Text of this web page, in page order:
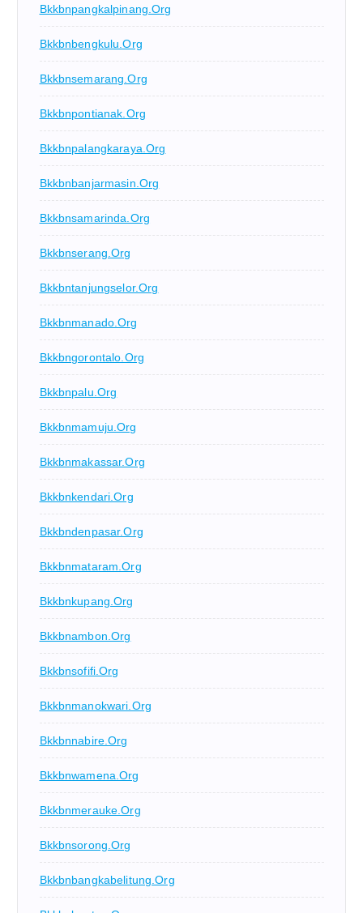
Bkkbnpangkalpinang.org
Bkkbnbengkulu.org
Bkkbnsemarang.org
Bkkbnpontianak.org
Bkkbnpalangkaraya.org
Bkkbnbanjarmasin.org
Bkkbnsamarinda.org
Bkkbnserang.org
Bkkbntanjungselor.org
Bkkbnmanado.org
Bkkbngorontalo.org
Bkkbnpalu.org
Bkkbnmamuju.org
Bkkbnmakassar.org
Bkkbnkendari.org
Bkkbndenpasar.org
Bkkbnmataram.org
Bkkbnkupang.org
Bkkbnambon.org
Bkkbnsofifi.org
Bkkbnmanokwari.org
Bkkbnnabire.org
Bkkbnwamena.org
Bkkbnmerauke.org
Bkkbnsorong.org
Bkkbnbangkabelitung.org